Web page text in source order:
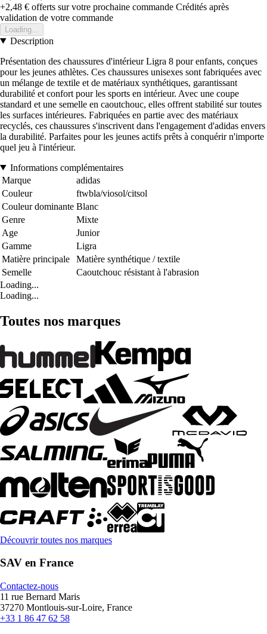
+2,48 € offerts sur votre prochaine commande Crédités après
validation de votre commande
Loading...
Description
Présentation des chaussures d'intérieur Ligra 8 pour enfants, conçues
pour les jeunes athlètes. Ces chaussures unisexes sont fabriquées avec
un mélange de textile et de matériaux synthétiques, garantissant
durabilité et confort pour les sports en intérieur. Avec une coupe
standard et une semelle en caoutchouc, elles offrent stabilité sur toutes
les surfaces intérieures. Fabriquées en partie avec des matériaux
recyclés, ces chaussures s'inscrivent dans l'engagement d'adidas envers
la durabilité. Parfaites pour les jeunes actifs prêts à conquérir n'importe
quel jeu à l'intérieur.
Informations complémentaires
Marque
adidas
Couleur
ftwbla/viosol/citsol
Couleur dominante Blanc
Genre
Mixte
Age
Junior
Gamme
Ligra
Matière principale
Matière synthétique / textile
Semelle
Caoutchouc résistant à l'abrasion
Loading...
Loading...
Toutes nos marques
Découvrir toutes nos marques
SAV en France
Contactez-nous
11 rue Bernard Maris
37270 Montlouis-sur-Loire, France
+33 1 86 47 62 58